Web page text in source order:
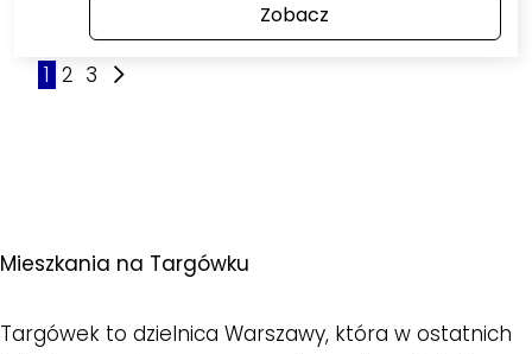
Zobacz
1 2 3
Mieszkania na Targówku
Targówek to dzielnica Warszawy, która w ostatnich